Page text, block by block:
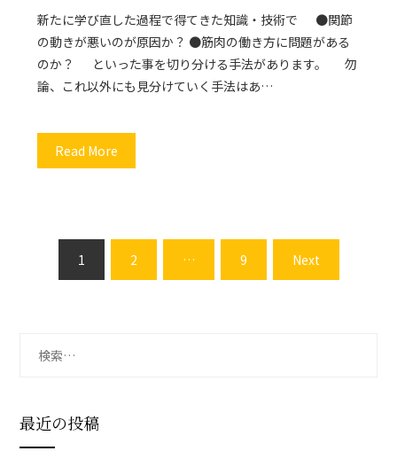
新たに学び直した過程で得てきた知識・技術で ●関節
の動きが悪いのが原因か？ ●筋肉の働き方に問題がある
のか？ といった事を切り分ける手法があります。 勿
論、これ以外にも見分けていく手法はあ…
Read More
り
1 2 … 9 Next
最近の投稿